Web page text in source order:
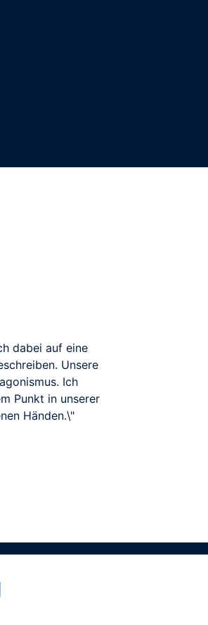
dabei auf eine
Unsere
Ich
Punkt in unserer
Händen.\"